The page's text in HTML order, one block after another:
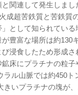
関連して発生しま
超苦鉄質と苦鉄質
として知られてい
豊富な場所は約130
浸食したため形成
床にプラチナの粒子
ル山脈では約450ト
きいプラチナの塊が